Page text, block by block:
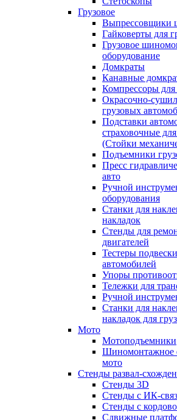
Грузовое
Выпрессовщики
Гайковерты для
Грузовое
оборудование
Домкраты
Канавные
Компрессоры для
Окрасочно-
грузовых
Подставки
страховочные
(Стойки
Подъемники
Пресс
авто
Ручной
оборудования
Станки для
накладок
Стенды для
двигателей
Тестеры
автомобилей
Упоры
Тележки для
Ручной
Станки для
накладок для
Мото
Мотоподъемники
Шиномонтажное
мото
Стенды развал-
Стенды 3D
Стенды с ИК-
Стенды с
Сдвижные